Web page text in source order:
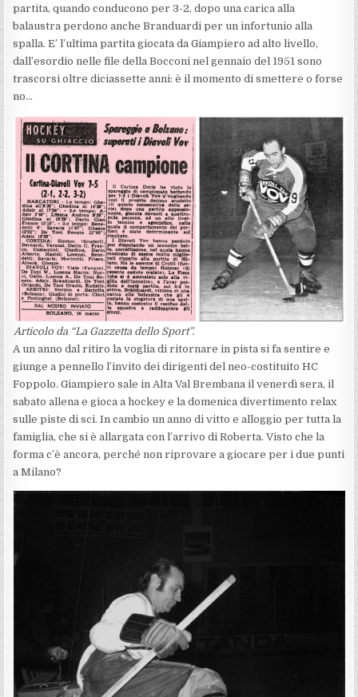
partita, quando conducono per 3-2, dopo una carica alla
balaustra perdono anche Branduardi per un infortunio alla
spalla. E’ l’ultima partita giocata da Giampiero ad alto livello,
dall’esordio nelle file della Bocconi nel gennaio del 1951 sono
trascorsi oltre diciassette anni: è il momento di smettere o forse
no…
Articolo da “La Gazzetta dello Sport”.
A un anno dal ritiro la voglia di ritornare in pista si fa sentire e
giunge a pennello l’invito dei dirigenti del neo-costituito HC
Foppolo. Giampiero sale in Alta Val Brembana il venerdì sera, il
sabato allena e gioca a hockey e la domenica divertimento relax
sulle piste di sci. In cambio un anno di vitto e alloggio per tutta la
famiglia, che si è allargata con l’arrivo di Roberta. Visto che la
forma c’è ancora, perché non riprovare a giocare per i due punti
a Milano?